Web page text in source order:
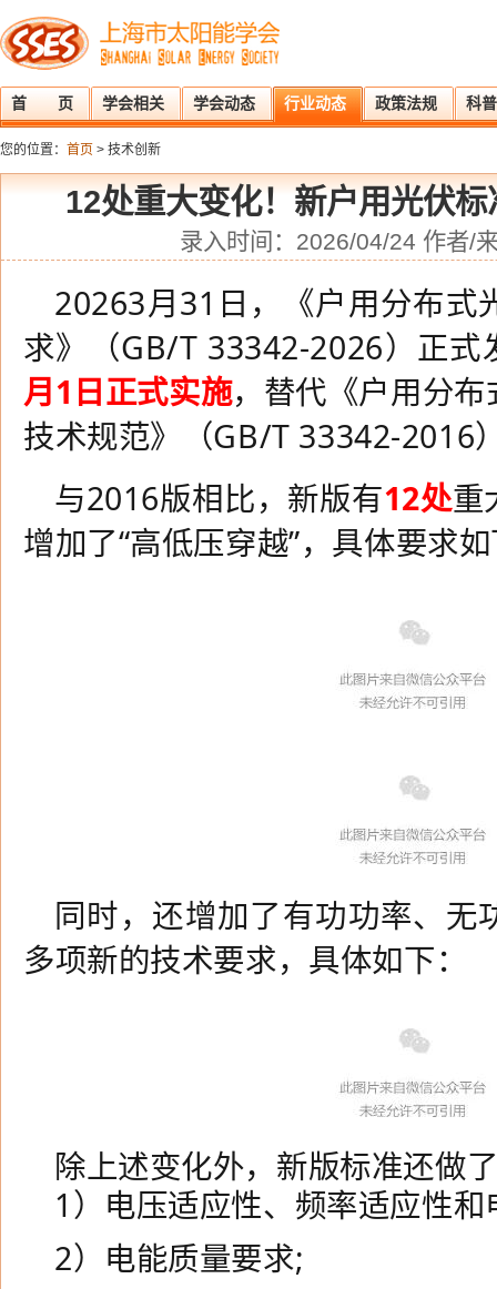
首 页 学会相关 学会动态 行业动态 政策法规 科
您的位置： 首页 > 技术创新
12处重大变化！新户用光伏
录入时间：2026/04/24 作者/
20263月31日，
《户用分布
求》（GB/T 33342-2026）正式
月1日正式实施，替代 《户用分
技术规范》（GB/T 33342-2016
与2016版相比，新版有12处重
增加了“高低压穿越”，具体要求
同时，还增加了有功功率、无
多项新的技术要求，具体如下：
除上述变化外，新版标准还做
1）电压适应性、频率适应性
2）电能质量要求;